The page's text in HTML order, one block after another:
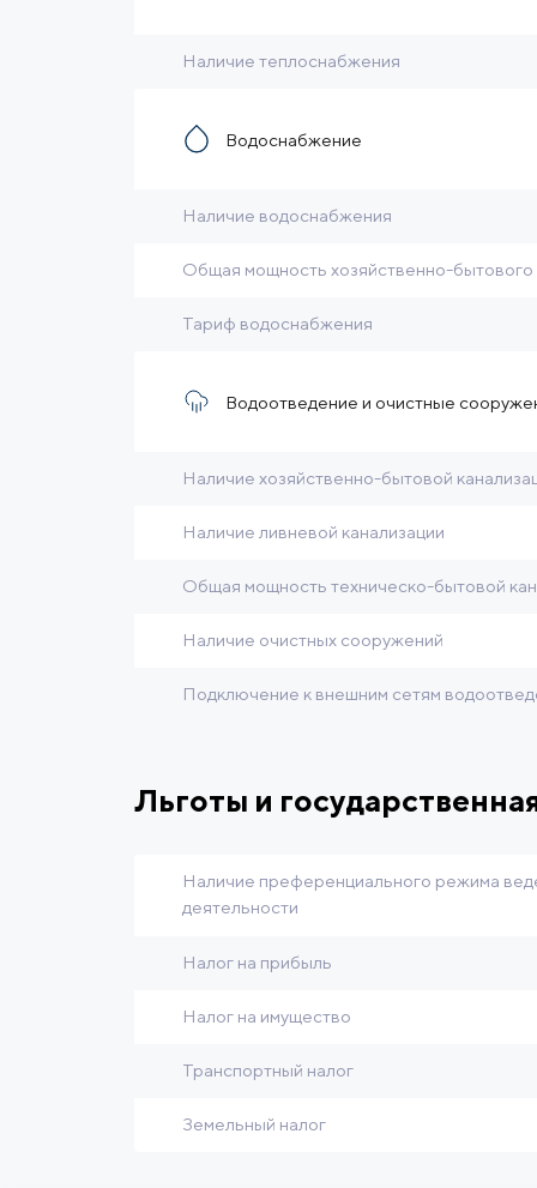
Наличие теплоснабжения
Водоснабжение
Наличие водоснабжения
Общая мощность хозяйственно-
Тариф водоснабжения
Водоотведение и очистные
Наличие хозяйственно-бытовой
Наличие ливневой канализации
Общая мощность техническо-бытовой
Наличие очистных сооружений
Подключение к внешним сетям
Льготы и
Наличие преференциального режима
деятельности
Налог на прибыль
Налог на имущество
Транспортный налог
Земельный налог